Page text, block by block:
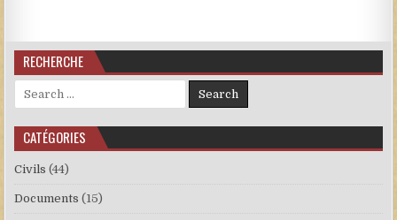
RECHERCHE
Search for:
CATÉGORIES
Civils (44)
Documents (15)